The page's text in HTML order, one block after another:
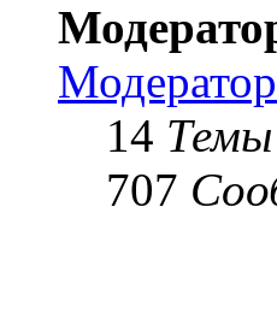
Модератор
14 Темы
707